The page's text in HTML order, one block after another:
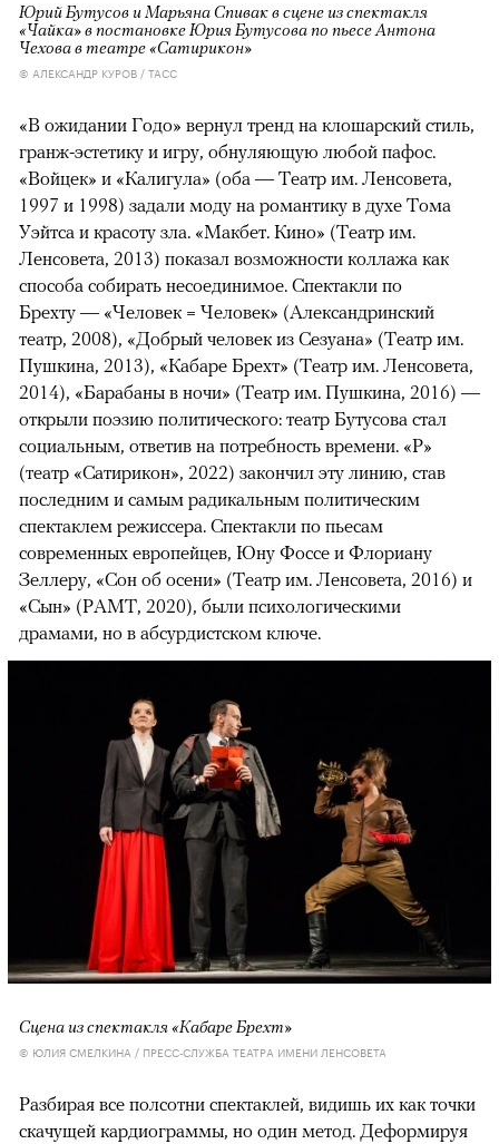
Юрий Бутусов и Марьяна Спивак в сцене из спектакля
«Чайка» в постановке Юрия Бутусова по пьесе Антона
Чехова в театре «Сатирикон»
© АЛЕКСАНДР КУРОВ / ТАСС
«В ожидании Годо» вернул тренд на клошарский стиль,
гранж-эстетику и игру, обнуляющую любой пафос.
«Войцек» и «Калигула» (оба — Театр им. Ленсовета,
1997 и 1998) задали моду на романтику в духе Тома
Уэйтса и красоту зла. «Макбет. Кино» (Театр им.
Ленсовета, 2013) показал возможности коллажа как
способа собирать несоединимое. Спектакли по
Брехту — «Человек = Человек» (Александринский
театр, 2008), «Добрый человек из Сезуана» (Театр им.
Пушкина, 2013), «Кабаре Брехт» (Театр им. Ленсовета,
2014), «Барабаны в ночи» (Театр им. Пушкина, 2016) —
открыли поэзию политического: театр Бутусова стал
социальным, ответив на потребность времени. «Р»
(театр «Сатирикон», 2022) закончил эту линию, став
последним и самым радикальным политическим
спектаклем режиссера. Спектакли по пьесам
современных европейцев, Юну Фоссе и Флориану
Зеллеру, «Сон об осени» (Театр им. Ленсовета, 2016) и
«Сын» (РАМТ, 2020), были психологическими
драмами, но в абсурдистском ключе.
Сцена из спектакля «Кабаре Брехт»
© ЮЛИЯ СМЕЛКИНА / ПРЕСС-СЛУЖБА ТЕАТРА ИМЕНИ ЛЕНСОВЕТА
Разбирая все полсотни спектаклей, видишь их как точки
скачущей кардиограммы, но один метод. Деформируя